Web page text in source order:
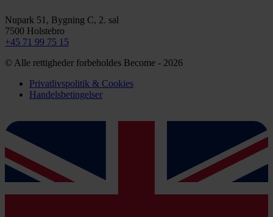
Nupark 51, Bygning C, 2. sal
7500 Holstebro
+45 71 99 75 15
© Alle rettigheder forbeholdes Become - 2026
Privatlivspolitik & Cookies
Handelsbetingelser